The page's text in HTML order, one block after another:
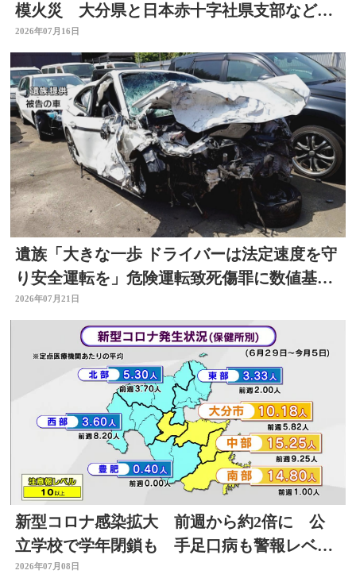
模火災 大分県と日本赤十字社県支部などが
受付
2026年07月16日
遺族「大きな一歩 ドライバーは法定速度を守
り安全運転を」危険運転致死傷罪に数値基
準 改正法施行
2026年07月21日
新型コロナ感染拡大 前週から約2倍に 公
立学校で学年閉鎖も 手足口病も警報レベル
上回る 大分
2026年07月08日